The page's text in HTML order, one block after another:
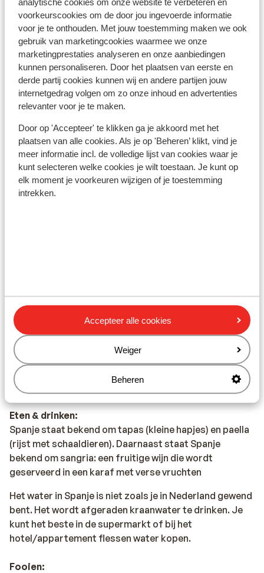
analytische cookies om onze website te verbeteren en
voorkeurscookies om de door jou ingevoerde informatie
voor je te onthouden. Met jouw toestemming maken we ook
gebruik van marketingcookies waarmee we onze
marketingprestaties analyseren en onze aanbiedingen
kunnen personaliseren. Door het plaatsen van eerste en
derde partij cookies kunnen wij en andere partijen jouw
internetgedrag volgen om zo onze inhoud en advertenties
relevanter voor je te maken.
Door op 'Accepteer' te klikken ga je akkoord met het
plaatsen van alle cookies. Als je op 'Beheren’ klikt, vind je
meer informatie incl. de volledige lijst van cookies waar je
kunt selecteren welke cookies je wilt toestaan. Je kunt op
elk moment je voorkeuren wijzigen of je toestemming
intrekken.
Accepteer alle cookies
Weiger
Beheren
kun je een tussenstekker in de supermarkt kopen.
Reisdocumenten:
Je dient in het bezit te zijn van een geldig paspoort of
een geldig identiteitsbewijs.
Heb je niet de Nederlandse nationaliteit, dan is het
belangrijk om na te vragen of er andere regels van
toepassing zijn. Dit vraag je na bij de ambassade van
het land waar je heen wilt en de landen waar je doorheen
reist.
Let op!
VoorSpanje geldt:
In iedere reservering dient er minimaal 1 persoon 18 jaar
andere gegevens over gezondheid en reizen kijk je op
de site van LCR: https://www.lcr.nl/.
Alarmnummer:
Het alarmnummer in Spanje voor de politie, ambulance
en brandweer is 112.
Eten & drinken:
Spanje staat bekend om tapas (kleine hapjes) en paella
(rijst met schaaldieren). Daarnaast staat Spanje
bekend om sangria: een fruitige wijn die wordt
geserveerd in een karaf met verse vruchten
Het water in Spanje is niet zoals je in Nederland gewend
bent. Het wordt afgeraden kraanwater te drinken. Je
kunt het beste in de supermarkt of bij het
hotel/appartement flessen water kopen.
Fooien: